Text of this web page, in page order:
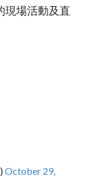
現場活動及直
October 29,